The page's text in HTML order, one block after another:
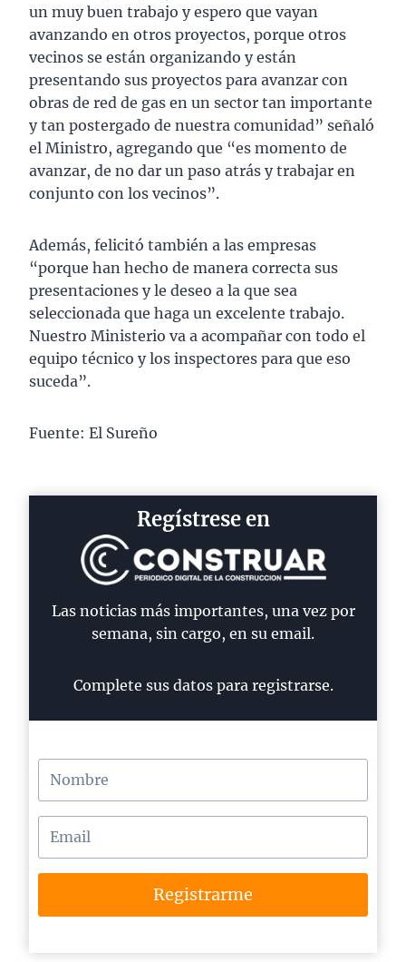
un muy buen trabajo y espero que vayan
avanzando en otros proyectos, porque otros
vecinos se están organizando y están
presentando sus proyectos para avanzar con
obras de red de gas en un sector tan importante
y tan postergado de nuestra comunidad” señaló
el Ministro, agregando que “es momento de
avanzar, de no dar un paso atrás y trabajar en
conjunto con los vecinos”.
Además, felicitó también a las empresas
“porque han hecho de manera correcta sus
presentaciones y le deseo a la que sea
seleccionada que haga un excelente trabajo.
Nuestro Ministerio va a acompañar con todo el
equipo técnico y los inspectores para que eso
suceda”.
Fuente: El Sureño
Regístrese en
Las noticias más importantes, una vez por
semana, sin cargo, en su email.
Complete sus datos para registrarse.
Registrarme